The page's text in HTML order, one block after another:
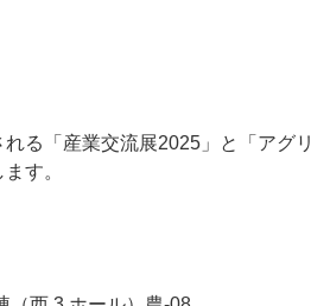
る「産業交流展2025」と「アグリ
す。